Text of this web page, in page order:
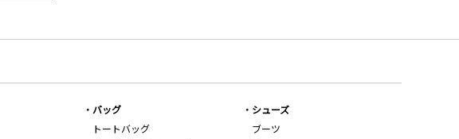
バッグ
トートバッグ
シューズ
ブーツ